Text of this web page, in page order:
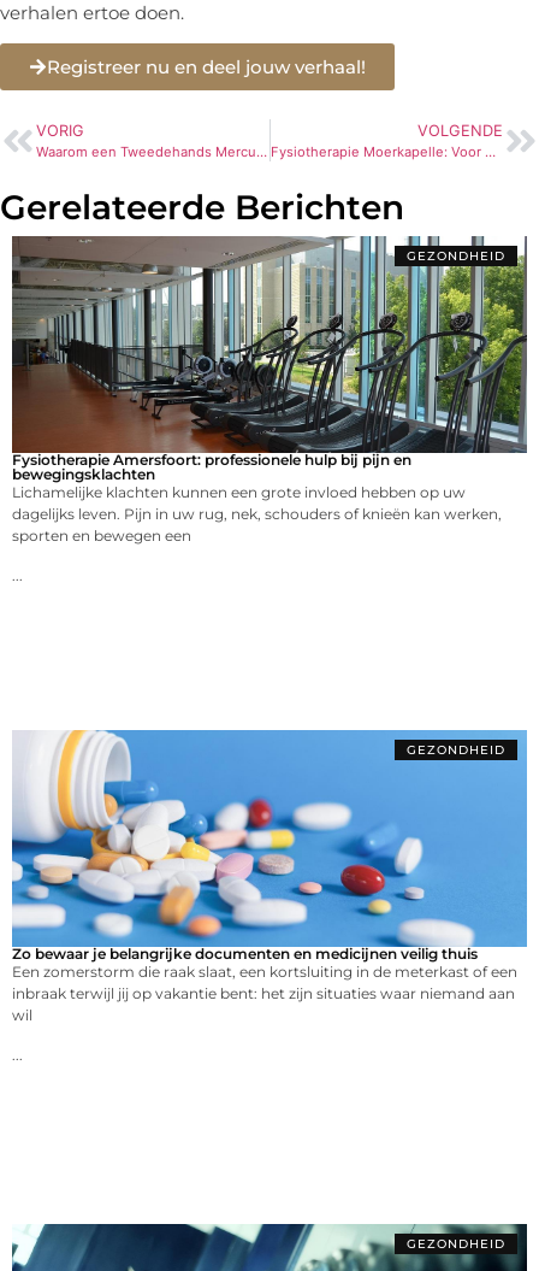
verhalen ertoe doen.
Registreer nu en deel jouw verhaal!
VORIG
Waarom een Tweedehands Mercury Buitenboordmotor een Slimme Keuze is
VOLGENDE
Fysiotherapie Moerkapelle: Voor Herstel, Beweging en Gezondheid
Gerelateerde Berichten
GEZONDHEID
Fysiotherapie Amersfoort: professionele hulp bij pijn en
bewegingsklachten
Lichamelijke klachten kunnen een grote invloed hebben op uw
dagelijks leven. Pijn in uw rug, nek, schouders of knieën kan werken,
sporten en bewegen een
GEZONDHEID
Zo bewaar je belangrijke documenten en medicijnen veilig thuis
Een zomerstorm die raak slaat, een kortsluiting in de meterkast of een
inbraak terwijl jij op vakantie bent: het zijn situaties waar niemand aan
wil
GEZONDHEID